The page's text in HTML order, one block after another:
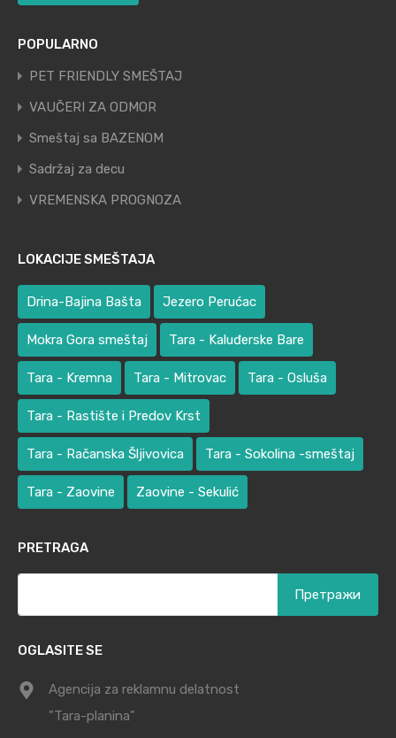
POPULARNO
PET FRIENDLY SMEŠTAJ
VAUČERI ZA ODMOR
Smeštaj sa BAZENOM
Sadržaj za decu
VREMENSKA PROGNOZA
LOKACIJE SMEŠTAJA
Drina-Bajina Bašta Jezero Perućac
Mokra Gora smeštaj Tara - Kaluđerske Bare
Tara - Kremna Tara - Mitrovac Tara - Osluša
Tara - Rastište i Predov Krst
Tara - Račanska Šljivovica Tara - Sokolina -smeštaj
Tara - Zaovine Zaovine - Sekulić
PRETRAGA
OGLASITE SE
Agencija za reklamnu delatnost
"Tara-planina"